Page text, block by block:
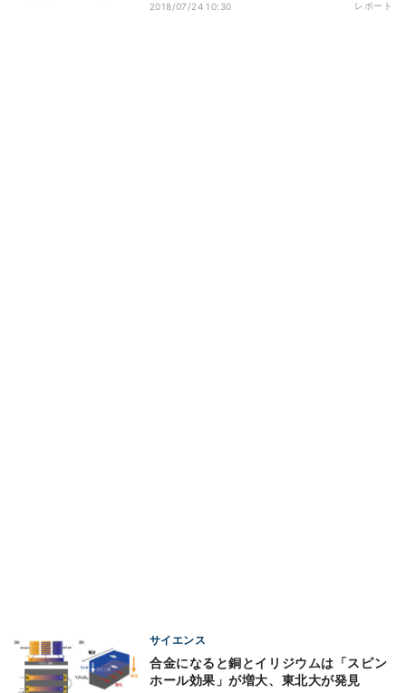
2018/07/24 10:30 レポート
サイエンス
合金になると銅とイリジウムは「スピン
ホール効果」が増大、東北大が発見